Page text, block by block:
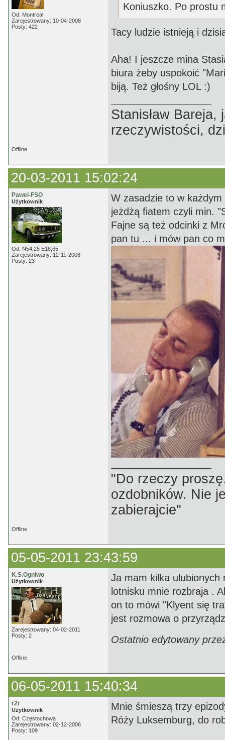
Od: Montreal
Zarejestrowany: 10-04-2008
Posty: 422
Koniuszko. Po prostu
Tacy ludzie istnieją i
Aha! I jeszcze mina
biura żeby uspokoić
biją. Też głośny LOL :)
Stanisław
rzeczywistości,
Offline
20-03-2011 15:02:24
Pawel-FSO
Użytkownik
Od: N54,25 E18,65
Zarejestrowany: 12-11-2008
Posty: 23
W zasadzie to w
jeżdżą fiatem czyli min.
Fajne są też odcinki z
pan tu ... i mów pan co
"Do rzeczy
ozdobników. Nie
zabierajcie"
Offline
05-05-2011 23:43:59
K.S.Ogniwo
Użytkownik
Zarejestrowany: 04-02-2011
Posty: 2
Ja mam kilka ulubionych
lotnisku mnie rozbraja .
on to mówi "Klyent się
jest rozmowa o
Ostatnio edytowany
Offline
06-05-2011 15:40:34
r2r
Użytkownik
Od: Częstochowa
Zarejestrowany: 02-12-2006
Posty: 109
Mnie śmieszą trzy
Róży Luksemburg, do